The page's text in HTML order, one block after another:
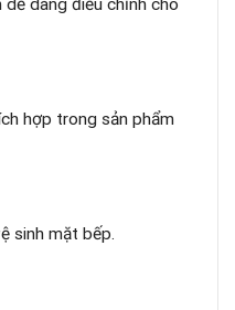
dàng điều chỉnh cho
hợp trong sản phẩm
sinh mặt bếp.